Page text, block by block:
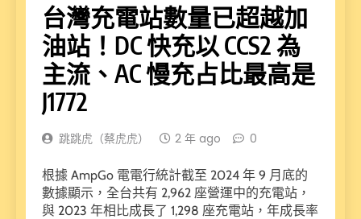
台灣充電站數量已超越加
油站！DC 快充以 CCS2 為
主流、AC 慢充占比最高是
J1772
跳跳虎（蔡虎虎） 2 年 ago 0
根據 AmpGo 電電行統計截至 2024 年 9 月底的
數據顯示，全台共有 2,962 座營運中的充電站，
與 2023 年相比成長了 1,298 座充電站，年成長率